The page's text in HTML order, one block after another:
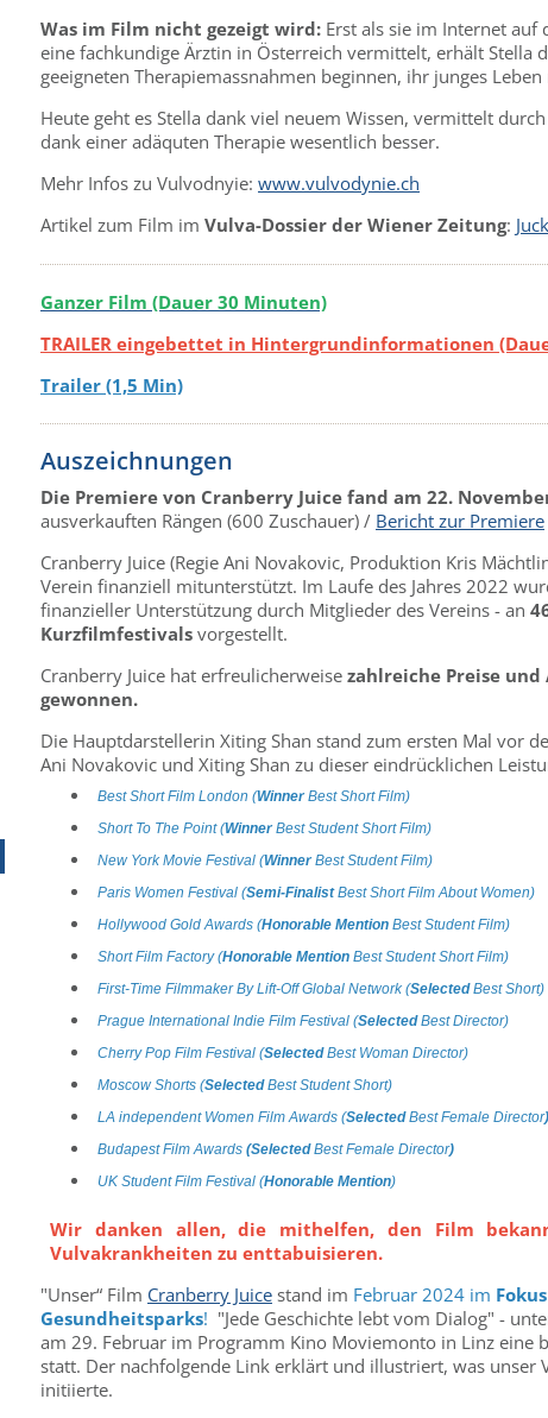
Was im Film nicht gezeigt wird: Erst als sie im Internet auf
eine fachkundige Ärztin in Österreich vermittelt, erhält Stella
geeigneten Therapiemassnahmen beginnen, ihr junges
Heute geht es Stella dank viel neuem Wissen, vermittelt
dank einer adäquten Therapie wesentlich besser.
Mehr Infos zu Vulvodnyie: www.vulvodynie.ch
Artikel zum Film im Vulva-Dossier der Wiener Zeitung:
Ganzer Film (Dauer 30 Minuten)
TRAILER eingebettet in Hintergrundinformationen
Trailer (1,5 Min)
Auszeichnungen
Die Premiere von Cranberry Juice fand am 22.
ausverkauften Rängen (600 Zuschauer) / Bericht zur Premiere
Cranberry Juice (Regie Ani Novakovic, Produktion Kris
Verein finanziell mitunterstützt. Im Laufe des Jahres 2022
finanzieller Unterstützung durch Mitglieder des Vereins - an
Kurzfilmfestivals vorgestellt.
Cranberry Juice hat erfreulicherweise zahlreiche Preise und
gewonnen.
Die Hauptdarstellerin Xiting Shan stand zum ersten Mal vor
Ani Novakovic und Xiting Shan zu dieser eindrücklichen
Best Short Film London (WinnerBest Short Film)
Short To The Point (WinnerBest Student Short Film)
New York Movie Festival (WinnerBest Student Film)
Paris Women Festival (Semi-FinalistBest Short Film About Women)
Hollywood Gold Awards (Honorable Mention Best Student Film)
Short Film Factory (Honorable Mention Best Student Short Film)
First-Time Filmmaker By Lift-Off Global Network (SelectedBest Short)
Prague International Indie Film Festival (SelectedBest Director)
Cherry Pop Film Festival (SelectedBest Woman Director)
Moscow Shorts (SelectedBest Student Short)
LA independent Women Film Awards (SelectedBest Female Director)
Budapest Film Awards (SelectedBest Female Director)
UK Student Film Festival (Honorable Mention)
Wir danken allen, die mithelfen, den Film
Vulvakrankheiten zu enttabuisieren.
"Unser“ Film Cranberry Juice stand im Februar 2024 im
Gesundheitsparks! "Jede Geschichte lebt vom Dialog" -
am 29. Februar im Programm Kino Moviemonto in Linz eine
statt. Der nachfolgende Link erklärt und illustriert, was unser
initiierte.